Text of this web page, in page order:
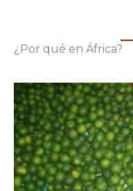
¿Por qué en África?